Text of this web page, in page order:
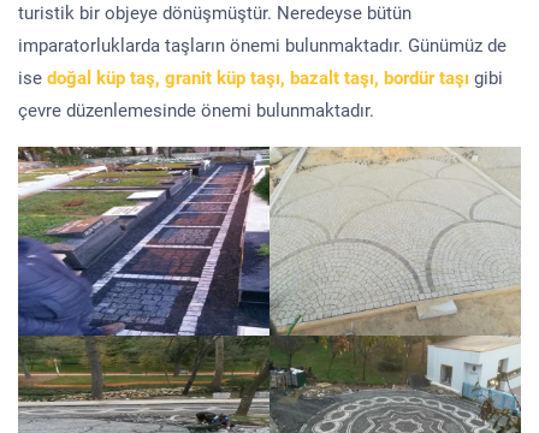
turistik bir objeye dönüşmüştür. Neredeyse bütün
imparatorluklarda taşların önemi bulunmaktadır. Günümüz de
ise doğal küp taş, granit küp taşı, bazalt taşı, bordür taşı gibi
çevre düzenlemesinde önemi bulunmaktadır.